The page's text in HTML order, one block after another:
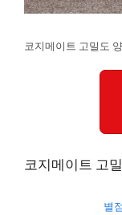
코지메이트 고밀도
코지메이트 고
별